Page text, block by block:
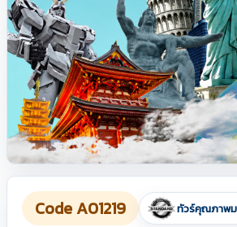
Code A01219 ทัวร์คุณภาพ